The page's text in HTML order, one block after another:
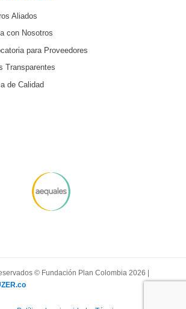
Aliados
con Nosotros
para Proveedores
Transparentes
de Calidad
© Fundación Plan Colombia 2026 |